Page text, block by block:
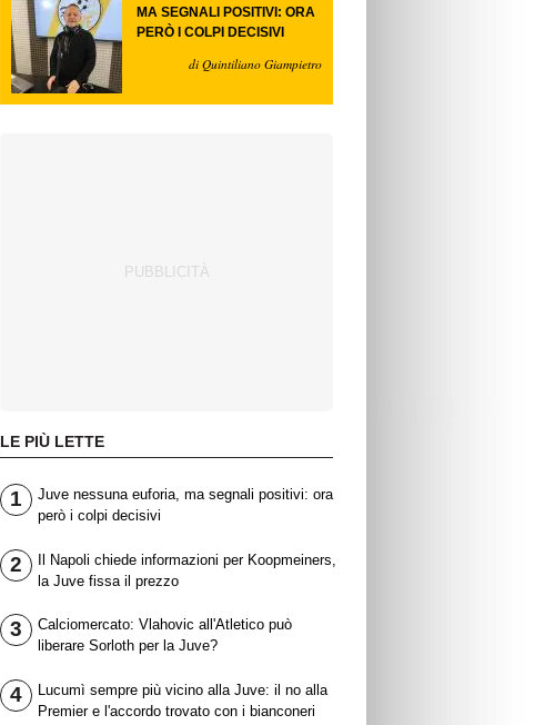
MA SEGNALI POSITIVI: ORA
PERÒ I COLPI DECISIVI
di Quintiliano Giampietro
LE PIÙ LETTE
1
Juve nessuna euforia, ma segnali positivi: ora
però i colpi decisivi
2
Il Napoli chiede informazioni per Koopmeiners,
la Juve fissa il prezzo
3
Calciomercato: Vlahovic all'Atletico può
liberare Sorloth per la Juve?
4
Lucumì sempre più vicino alla Juve: il no alla
Premier e l'accordo trovato con i bianconeri